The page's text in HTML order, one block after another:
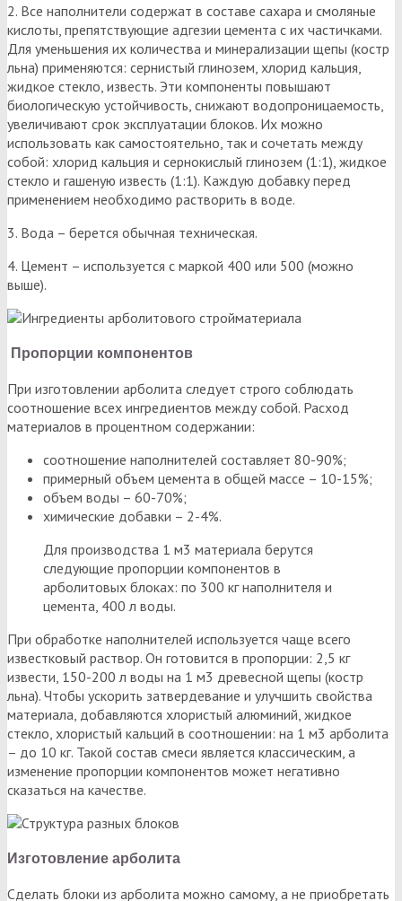
2. Все наполнители содержат в составе сахара и смоляные
кислоты, препятствующие адгезии цемента с их частичками.
Для уменьшения их количества и минерализации щепы (костр
льна) применяются: сернистый глинозем, хлорид кальция,
жидкое стекло, известь. Эти компоненты повышают
биологическую устойчивость, снижают водопроницаемость,
увеличивают срок эксплуатации блоков. Их можно
использовать как самостоятельно, так и сочетать между
собой: хлорид кальция и сернокислый глинозем (1:1), жидкое
стекло и гашеную известь (1:1). Каждую добавку перед
применением необходимо растворить в воде.
3. Вода – берется обычная техническая.
4. Цемент – используется с маркой 400 или 500 (можно
выше).
Пропорции компонентов
При изготовлении арболита следует строго соблюдать
соотношение всех ингредиентов между собой. Расход
материалов в процентном содержании:
соотношение наполнителей составляет 80-90%;
примерный объем цемента в общей массе – 10-15%;
объем воды – 60-70%;
химические добавки – 2-4%.
Для производства 1 м3 материала берутся
следующие пропорции компонентов в
арболитовых блоках: по 300 кг наполнителя и
цемента, 400 л воды.
При обработке наполнителей используется чаще всего
известковый раствор. Он готовится в пропорции: 2,5 кг
извести, 150-200 л воды на 1 м3 древесной щепы (костр
льна). Чтобы ускорить затвердевание и улучшить свойства
материала, добавляются хлористый алюминий, жидкое
стекло, хлористый кальций в соотношении: на 1 м3 арболита
– до 10 кг. Такой состав смеси является классическим, а
изменение пропорции компонентов может негативно
сказаться на качестве.
Изготовление арболита
Сделать блоки из арболита можно самому, а не приобретать